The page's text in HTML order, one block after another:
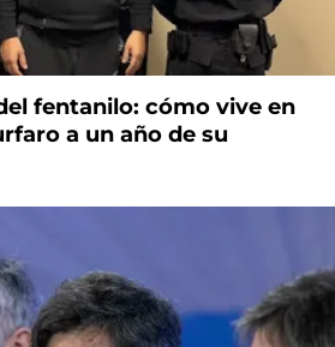
fentanilo: cómo vive en
a un año de su